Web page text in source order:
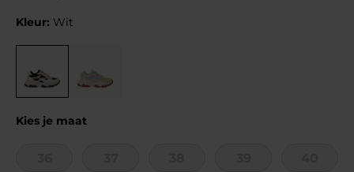
Kleur: Wit
Kies je maat